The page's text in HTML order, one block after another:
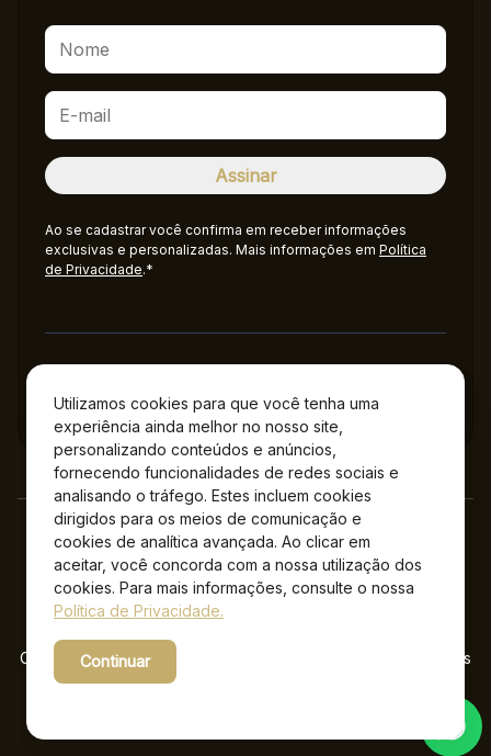
Utilizamos cookies para que você tenha uma
experiência ainda melhor no nosso site,
personalizando conteúdos e anúncios,
fornecendo funcionalidades de redes sociais e
analisando o tráfego. Estes incluem cookies
dirigidos para os meios de comunicação e
cookies de analítica avançada. Ao clicar em
aceitar, você concorda com a nossa utilização dos
cookies. Para mais informações, consulte o nossa
Política de Privacidade.
Continuar
Ao se cadastrar você confirma em receber informações
exclusivas e personalizadas. Mais informações em Política
de Privacidade.*
Administração
Copyright © 2026 Jockey Plaza Shopping – Todos os direitos